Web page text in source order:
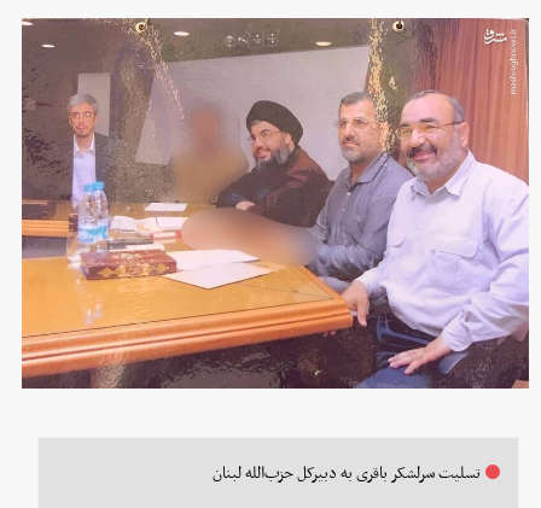
تسلیت سرلشکر باقری به دبیرکل حزب‌الله لبنان